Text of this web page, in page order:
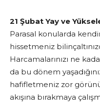
21 Şubat Yay ve
Parasal konularda
hissetmeniz
Harcamalarınızı ne
da bu dönem
hafifletmeniz zor
akışına bırakmaya